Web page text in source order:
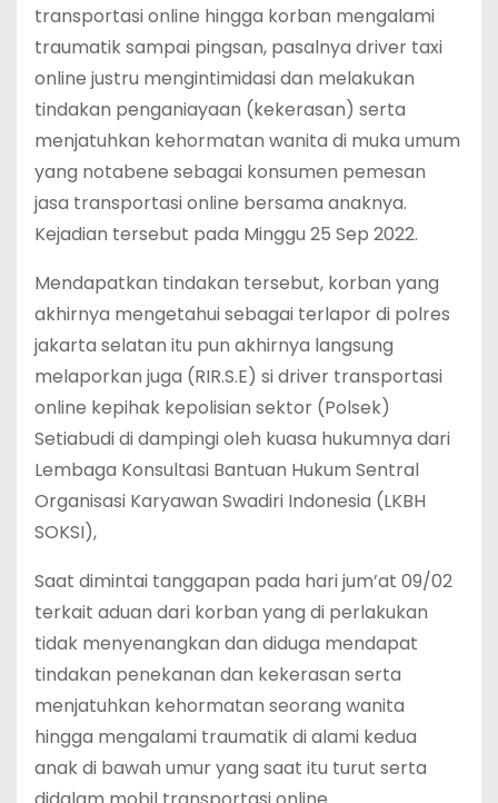
transportasi online hingga korban mengalami
traumatik sampai pingsan, pasalnya driver taxi
online justru mengintimidasi dan melakukan
tindakan penganiayaan (kekerasan) serta
menjatuhkan kehormatan wanita di muka umum
yang notabene sebagai konsumen pemesan
jasa transportasi online bersama anaknya.
Kejadian tersebut pada Minggu 25 Sep 2022.
Mendapatkan tindakan tersebut, korban yang
akhirnya mengetahui sebagai terlapor di polres
jakarta selatan itu pun akhirnya langsung
melaporkan juga (RIR.S.E) si driver transportasi
online kepihak kepolisian sektor (Polsek)
Setiabudi di dampingi oleh kuasa hukumnya dari
Lembaga Konsultasi Bantuan Hukum Sentral
Organisasi Karyawan Swadiri Indonesia (LKBH
SOKSI),
Saat dimintai tanggapan pada hari jum’at 09/02
terkait aduan dari korban yang di perlakukan
tidak menyenangkan dan diduga mendapat
tindakan penekanan dan kekerasan serta
menjatuhkan kehormatan seorang wanita
hingga mengalami traumatik di alami kedua
anak di bawah umur yang saat itu turut serta